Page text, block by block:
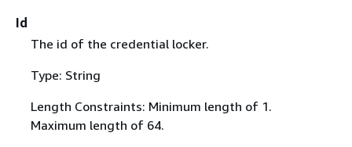
Id
The id of the credential locker.
Type: String
Length Constraints: Minimum length of 1.
Maximum length of 64.